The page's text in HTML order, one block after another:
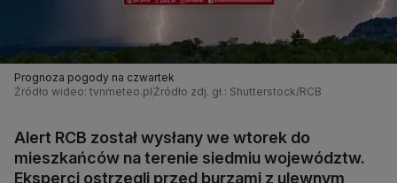
Prognoza pogody na czwartek
Źródło wideo: tvnmeteo.pl Źródło zdj. gł.: Shutterstock/RCB
Alert RCB został wysłany we wtorek do
mieszkańców na terenie siedmiu województw.
Eksperci ostrzegli przed burzami z ulewnym